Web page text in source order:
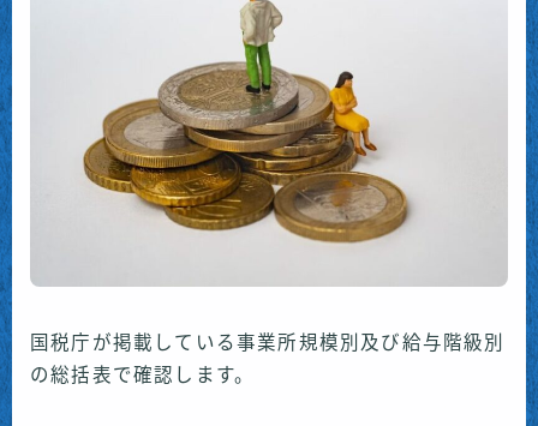
国税庁が掲載している事業所規模別及び給与階級別
の総括表で確認します。